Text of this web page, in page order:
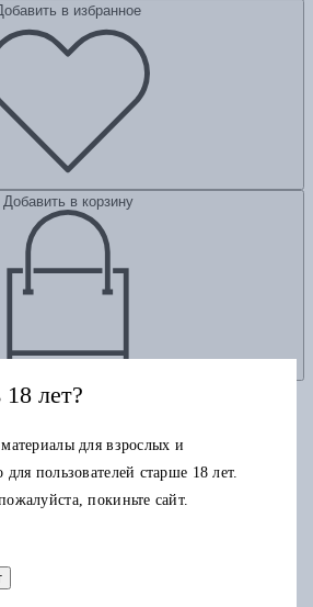
в избранное
Добавить в корзину
только одну подарочную карту.
лет?
для взрослых и
для пользователей старше 18 лет.
покиньте сайт.